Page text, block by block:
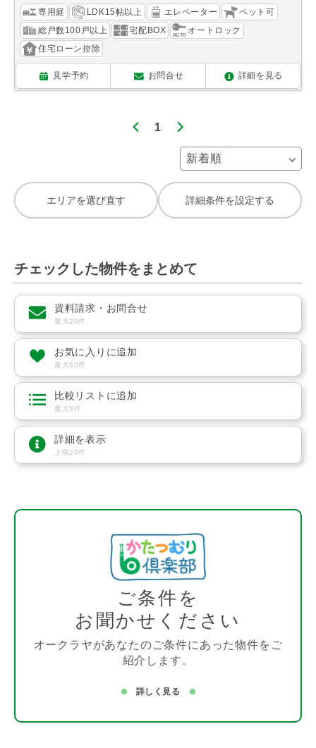
専用庭 LDK15帖以上 エレベーター
ペット可
総戸数100戸以上
宅配BOX
オートロック
住宅ローン控除
見学予約 お問合せ 詳細を見る
1
エリアを選び直す 詳細条件を設定する
チェックした物件をまとめて
資料請求・お問合せ
最大20件
お気に入りに追加
最大50件
比較リストに追加
最大5件
詳細を表示
上限20件
ご条件を
お聞かせください
オークラヤがあなたのご条件にあった物件をご
紹介します。
詳しく見る